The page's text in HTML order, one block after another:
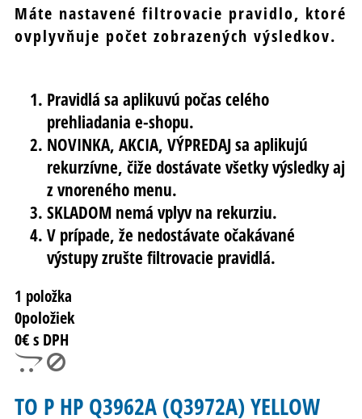
Máte nastavené filtrovacie pravidlo, ktoré
ovplyvňuje počet zobrazených výsledkov.
Pravidlá sa aplikuvú počas celého
prehliadania e-shopu.
NOVINKA, AKCIA, VÝPREDAJ sa aplikujú
rekurzívne, čiže dostávate všetky výsledky aj
z vnoreného menu.
SKLADOM nemá vplyv na rekurziu.
V prípade, že nedostávate očakávané
výstupy zrušte filtrovacie pravidlá.
1 položka
0položiek
0€ s DPH
TO P HP Q3962A (Q3972A) YELLOW